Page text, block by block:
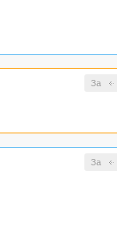
За
За